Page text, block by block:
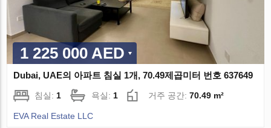
1 225 000 AED
Dubai, UAE의 아파트 침실 1개, 70.49제곱미터 번호 637649
침실:1 욕실:1 거주 공간:70.49 m²
EVA Real Estate LLC